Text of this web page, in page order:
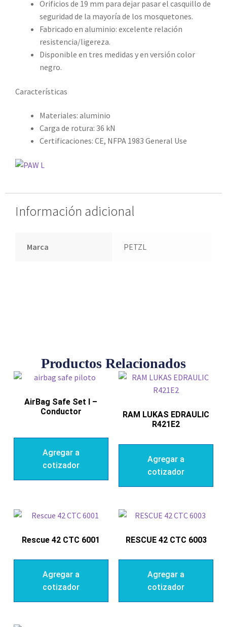
Orificios de 19 mm para dejar pasar el casquillo de
seguridad de la mayoría de los mosquetones.
Fabricado en aluminio: excelente relación
resistencia/ligereza.
Disponible en tres medidas y en versión color
negro.
Características
Materiales: aluminio
Carga de rotura: 36 kN
Certificaciones: CE, NFPA 1983 General Use
Información adicional
Marca PETZL
Productos Relacionados
AirBag Safe Set I –
Conductor
Agregar a
cotizador
RAM LUKAS EDRAULIC
R421E2
Agregar a
cotizador
Rescue 42 CTC 6001
Agregar a
cotizador
RESCUE 42 CTC 6003
Agregar a
cotizador